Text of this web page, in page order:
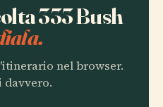
333 Bush
nel browser.
davvero.